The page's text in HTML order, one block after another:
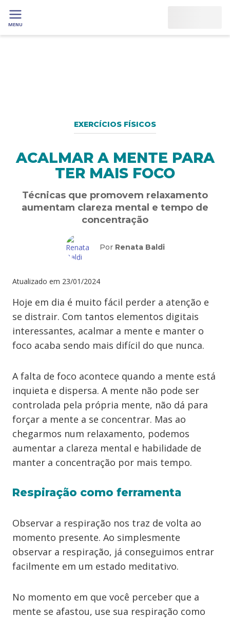
MENU
EXERCÍCIOS FÍSICOS
ACALMAR A MENTE PARA
TER MAIS FOCO
Técnicas que promovem relaxamento
aumentam clareza mental e tempo de
concentração
Por Renata Baldi
Atualizado em 23/01/2024
Hoje em dia é muito fácil perder a atenção e
se distrair. Com tantos elementos digitais
interessantes, acalmar a mente e manter o
foco acaba sendo mais difícil do que nunca.
A falta de foco acontece quando a mente está
inquieta e dispersa. A mente não pode ser
controlada pela própria mente, não dá para
forçar a mente a se concentrar. Mas ao
chegarmos num relaxamento, podemos
aumentar a clareza mental e habilidade de
manter a concentração por mais tempo.
Respiração como ferramenta
Observar a respiração nos traz de volta ao
momento presente. Ao simplesmente
observar a respiração, já conseguimos entrar
facilmente em um estado meditativo.
No momento em que você perceber que a
mente se afastou, use sua respiração como